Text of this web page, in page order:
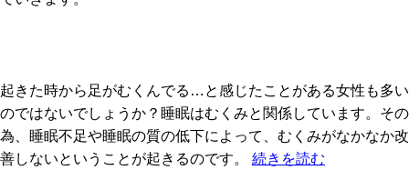
起きた時から足がむくんでる…と感じたことがある女性も多い
のではないでしょうか？睡眠はむくみと関係しています。その
為、睡眠不足や睡眠の質の低下によって、むくみがなかなか改
善しないということが起きるのです。 続きを読む